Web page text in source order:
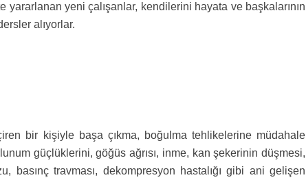
yararlanan yeni çalışanlar, kendilerini hayata ve başkalarının
alıyorlar.
bir kişiyle başa çıkma, boğulma tehlikelerine müdahale
güçlüklerini, göğüs ağrısı, inme, kan şekerinin düşmesi,
basınç travması, dekompresyon hastalığı gibi ani gelişen